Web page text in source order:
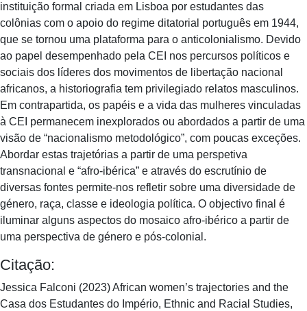
instituição formal criada em Lisboa por estudantes das
colônias com o apoio do regime ditatorial português em 1944,
que se tornou uma plataforma para o anticolonialismo. Devido
ao papel desempenhado pela CEI nos percursos políticos e
sociais dos líderes dos movimentos de libertação nacional
africanos, a historiografia tem privilegiado relatos masculinos.
Em contrapartida, os papéis e a vida das mulheres vinculadas
à CEI permanecem inexplorados ou abordados a partir de uma
visão de “nacionalismo metodológico”, com poucas exceções.
Abordar estas trajetórias a partir de uma perspetiva
transnacional e “afro-ibérica” e através do escrutínio de
diversas fontes permite-nos refletir sobre uma diversidade de
género, raça, classe e ideologia política. O objectivo final é
iluminar alguns aspectos do mosaico afro-ibérico a partir de
uma perspectiva de género e pós-colonial.
Citação:
Jessica Falconi (2023) African women’s trajectories and the
Casa dos Estudantes do Império, Ethnic and Racial Studies,